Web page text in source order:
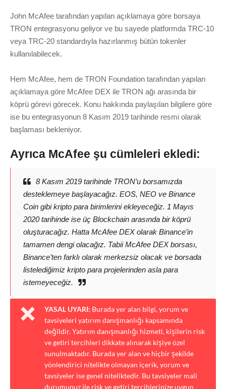
John McAfee tarafından yapılan açıklamaya göre borsaya
TRON entegrasyonu geliyor ve bu sayede platformda TRC-10
veya TRC-20 standardıyla hazırlanmış bütün tokenler
kullanılabilecek.
Hem McAfee, hem de TRON Foundation tarafından yapılan
açıklamaya göre McAfee DEX ile TRON ağı arasında bir
köprü görevi görecek. Konu hakkında paylaşılan bilgilere göre
ise bu entegrasyonun 8 Kasım 2019 tarihinde resmi olarak
başlaması bekleniyor.
Ayrıca McAfee şu cümleleri ekledi:
8 Kasım 2019 tarihinde TRON’u borsamızda
desteklemeye başlayacağız. EOS, NEO ve Binance
Coin gibi kripto para birimlerini ekleyeceğiz. 1 Mayıs
2020 tarihinde ise üç Blockchain arasında bir köprü
oluşturacağız. Hatta McAfee DEX olarak Binance’in
tamamen dengi olacağız. Tabii McAfee DEX borsası,
Binance’ten farklı olarak merkezsiz olacak ve borsada
listelediğimiz kripto para projelerinden asla para
istemeyeceğiz.
YASAL UYARI: Burada yer alan bilgi, yorum ve
tavsiyeleri yatırım danışmanlığı kapsamında
değildir. Yatırım danışmanlığı hizmeti, kişilerin risk
ve getiri tercihleri dikkate alınarak kişiye özel
sunulmaktadır. Burada yer alan ve hiçbir şekilde
yönlendirici nitelikte olmayan içerik, yorum ve
tavsiyeler ise genel niteliktedir. Bu tavsiyeler mali
durumunuz ile risk ve getiri tercihlerinize uygun